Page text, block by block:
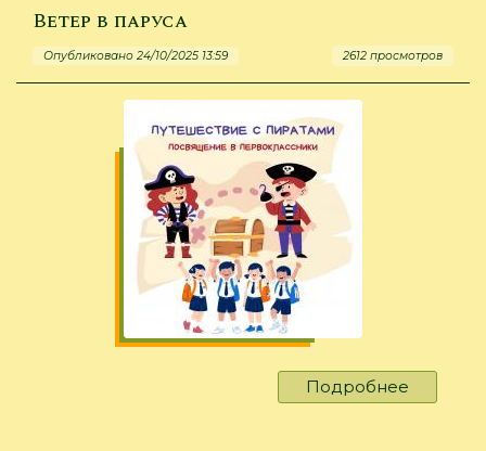
чудных…
Ветер в паруса
Опубликовано 24/10/2025 13:59 2612 просмотров
Подробнее
Ветер